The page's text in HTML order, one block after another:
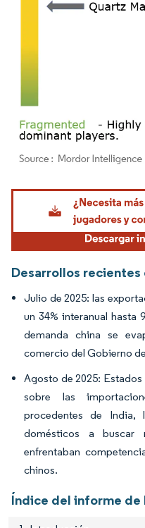
Imagen © Mordor Intelligence. El
Desarrollos recientes
Julio de 2025: las
un 34% interanual hasta
demanda china se
comercio del Gobierno
Agosto de 2025: Estados
sobre las
procedentes de
domésticos a buscar
enfrentaban
chinos.
Índice del informe de